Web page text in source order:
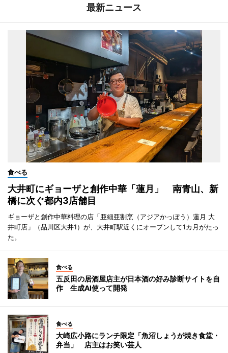
最新ニュース
食べる
大井町にギョーザと創作中華「蓮月」 南青山、新
橋に次ぐ都内3店舗目
ギョーザと創作中華料理の店「亜細亜割烹（アジアかっぽう）蓮月 大
井町店」（品川区大井1）が、大井町駅近くにオープンして1カ月がたっ
た。
食べる
五反田の居酒屋店主が日本酒の好み診断サイトを自
作 生成AI使って開発
食べる
大崎広小路にランチ限定「魚沼しょうが焼き食堂・
弁当」 店主はお笑い芸人